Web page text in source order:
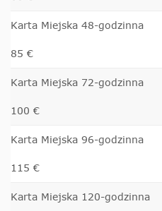
Karta Miejska 48-godzinna
85 €
Karta Miejska 72-godzinna
100 €
Karta Miejska 96-godzinna
115 €
Karta Miejska 120-godzinna